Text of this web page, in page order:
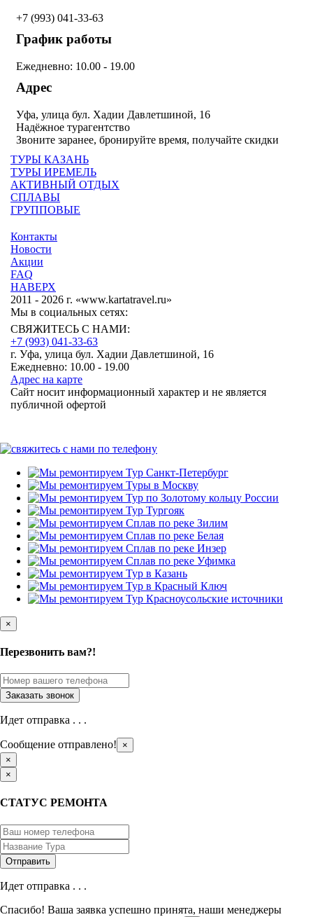
+7 (993) 041-33-63
График работы
Ежедневно: 10.00 - 19.00
Адрес
Уфа, улица бул. Хадии Давлетшиной, 16
Надёжное турагентство
Звоните заранее, бронируйте время, получайте скидки
Контакты
Новости
Акции
FAQ
НАВЕРХ
2011 - 2026 г. «www.kartatravel.ru»
ТУРЫ КАЗАНЬ
ТУРЫ ИРЕМЕЛЬ
АКТИВНЫЙ ОТДЫХ
СПЛАВЫ
ГРУППОВЫЕ
Мы в социальных сетях:
СВЯЖИТЕСЬ С НАМИ:
+7 (993) 041-33-63
г. Уфа, улица бул. Хадии Давлетшиной, 16
Ежедневно: 10.00 - 19.00
Адрес на карте
Сайт носит информационный характер и не является
публичной офертой
×
Перезвонить вам?!
Идет отправка . . .
Сообщение отправлено!
×
×
×
СТАТУС РЕМОНТА
Идет отправка . . .
Спасибо! Ваша заявка успешно принята, наши менеджеры